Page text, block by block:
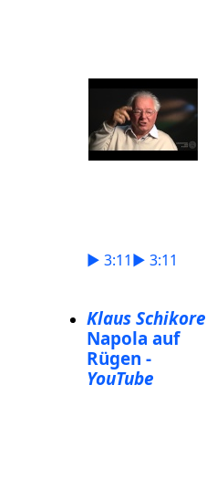
► 3:11► 3:11
Klaus Schikore
Napola auf
Rügen -
YouTube